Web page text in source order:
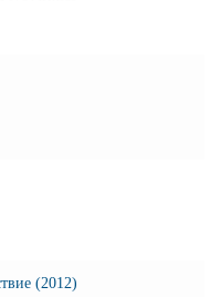
(2012)